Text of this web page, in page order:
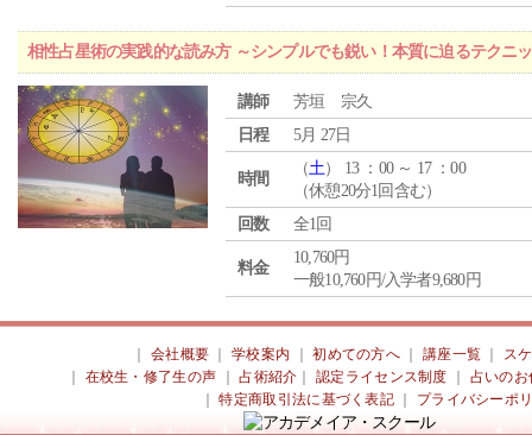
相性占星術の実践的な読み方 ～シンプルでも鋭い！本質に迫るテクニ
講師
芳垣 宗久
日程
5月 27日
時間
（土） 13 ：00 ～ 17 ：00
（休憩20分1回含む）
回数
全1回
料金
10,760円
一般10,760円/入学者9,680円
会社概要 ｜学校案内 ｜初めての方へ 講座一覧
ス
在校生・修了生の声 ｜占術紹介 ｜認定ライセンス制度
占いのお
｜特定商取引法に基づく表記 プライバシーポ